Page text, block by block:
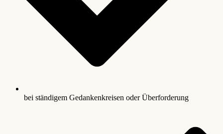
bei ständigem Gedankenkreisen oder Überforderung